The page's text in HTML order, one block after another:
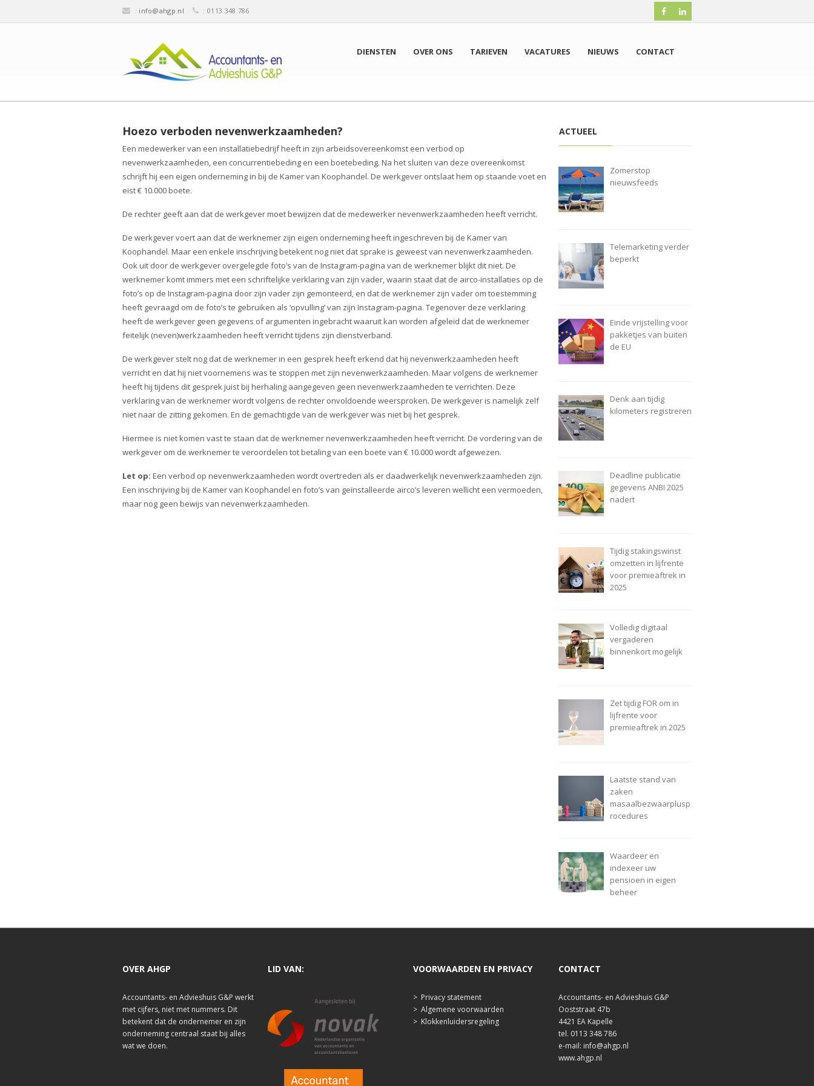
: info@ahgp.nl : 0113 348 786
DIENSTEN OVER ONS TARIEVEN VACATURES NIEUWS CONTACT
Hoezo verboden nevenwerkzaamheden?
Een medewerker van een installatiebedrijf heeft in zijn arbeidsovereenkomst een verbod op
nevenwerkzaamheden, een concurrentiebeding en een boetebeding. Na het sluiten van deze overeenkomst
schrijft hij een eigen onderneming in bij de Kamer van Koophandel. De werkgever ontslaat hem op staande voet en
eist € 10.000 boete.
De rechter geeft aan dat de werkgever moet bewijzen dat de medewerker nevenwerkzaamheden heeft verricht.
De werkgever voert aan dat de werknemer zijn eigen onderneming heeft ingeschreven bij de Kamer van
Koophandel. Maar een enkele inschrijving betekent nog niet dat sprake is geweest van nevenwerkzaamheden.
Ook uit door de werkgever overgelegde foto’s van de Instagram-pagina van de werknemer blijkt dit niet. De
werknemer komt immers met een schriftelijke verklaring van zijn vader, waarin staat dat de airco-installaties op de
foto’s op de Instagram-pagina door zijn vader zijn gemonteerd, en dat de werknemer zijn vader om toestemming
heeft gevraagd om de foto’s te gebruiken als ‘opvulling’ van zijn Instagram-pagina. Tegenover deze verklaring
heeft de werkgever geen gegevens of argumenten ingebracht waaruit kan worden afgeleid dat de werknemer
feitelijk (neven)werkzaamheden heeft verricht tijdens zijn dienstverband.
De werkgever stelt nog dat de werknemer in een gesprek heeft erkend dat hij nevenwerkzaamheden heeft
verricht en dat hij niet voornemens was te stoppen met zijn nevenwerkzaamheden. Maar volgens de werknemer
heeft hij tijdens dit gesprek juist bij herhaling aangegeven geen nevenwerkzaamheden te verrichten. Deze
verklaring van de werknemer wordt volgens de rechter onvoldoende weersproken. De werkgever is namelijk zelf
niet naar de zitting gekomen. En de gemachtigde van de werkgever was niet bij het gesprek.
Hiermee is niet komen vast te staan dat de werknemer nevenwerkzaamheden heeft verricht. De vordering van de
werkgever om de werknemer te veroordelen tot betaling van een boete van € 10.000 wordt afgewezen.
Let op: Een verbod op nevenwerkzaamheden wordt overtreden als er daadwerkelijk nevenwerkzaamheden zijn.
Een inschrijving bij de Kamer van Koophandel en foto’s van geïnstalleerde airco’s leveren wellicht een vermoeden,
maar nog geen bewijs van nevenwerkzaamheden.
ACTUEEL
Zomerstop
nieuwsfeeds
Telemarketing verder
beperkt
Einde vrijstelling voor
pakketjes van buiten
de EU
Denk aan tijdig
kilometers registreren
Deadline publicatie
gegevens ANBI 2025
nadert
Tijdig stakingswinst
omzetten in lijfrente
voor premieaftrek in
2025
Volledig digitaal
vergaderen
binnenkort mogelijk
Zet tijdig FOR om in
lijfrente voor
premieaftrek in 2025
Laatste stand van
zaken
masaalbezwaarplusp
rocedures
Waardeer en
indexeer uw
pensioen in eigen
beheer
OVER AHGP
Accountants- en Advieshuis G&P werkt
met cijfers, niet met nummers. Dit
betekent dat de ondernemer en zijn
onderneming centraal staat bij alles
wat we doen.
LID VAN: VOORWAARDEN EN PRIVACY
> Privacy statement
> Algemene voorwaarden
> Klokkenluidersregeling
CONTACT
Accountants- en Advieshuis G&P
Ooststraat 47b
4421 EA Kapelle
tel. 0113 348 786
e-mail: info@ahgp.nl
www.ahgp.nl